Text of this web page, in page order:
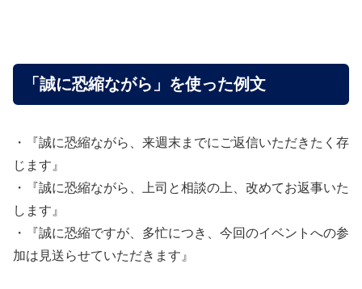
「誠に恐縮ながら」を使った例文
・『誠に恐縮ながら、来週末までにご返信いただきたく存
じます』
・『誠に恐縮ながら、上司と相談の上、改めてお返事いた
します』
・『誠に恐縮ですが、多忙につき、今回のイベントへの参
加は見送らせていただきます』